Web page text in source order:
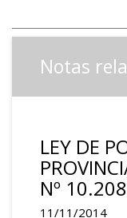
Notas
LEY DE
Nº 10.208
11/11/2014